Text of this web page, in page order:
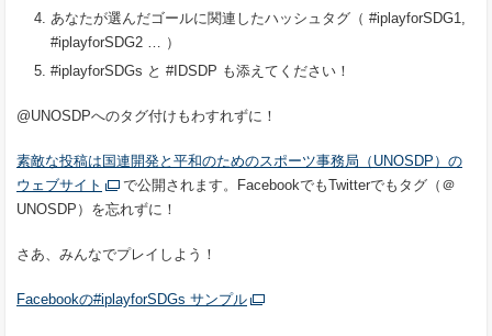
あなたが選んだゴールに関連したハッシュタグ（ #iplayforSDG1,
#iplayforSDG2 … ）
#iplayforSDGs と #IDSDP も添えてください！
@UNOSDPへのタグ付けもわすれずに！
素敵な投稿は国連開発と平和のためのスポーツ事務局（ UNOSDP ）の
ウェブサイト
で公開されます。 FacebookでもTwitterでもタグ（＠
UNOSDP ）を忘れずに！
さあ、みんなでプレイしよう！
Facebookの#iplayforSDGs サンプル